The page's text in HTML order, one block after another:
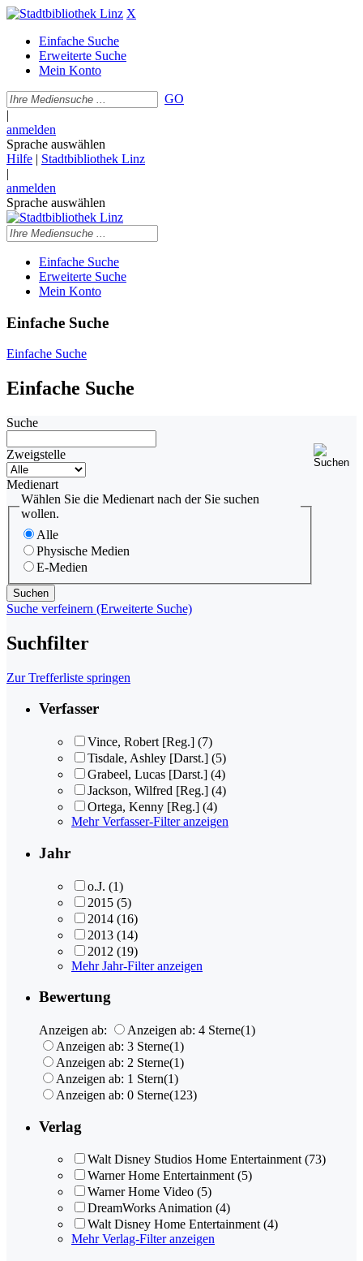
X
Einfache Suche
Erweiterte Suche
Mein Konto
GO
|
anmelden
Sprache auswählen
Hilfe | Stadtbibliothek Linz
|
anmelden
Sprache auswählen
Einfache Suche
Erweiterte Suche
Mein Konto
Einfache Suche
Einfache Suche
Einfache Suche
Suche
Zweigstelle
Medienart
Wählen Sie die Medienart nach der Sie suchen
wollen.
Alle
Physische Medien
E-Medien
Suche verfeinern (Erweiterte Suche)
Suchfilter
Zur Trefferliste springen
Verfasser
Vince, Robert [Reg.] (7)
Tisdale, Ashley [Darst.] (5)
Grabeel, Lucas [Darst.] (4)
Jackson, Wilfred [Reg.] (4)
Ortega, Kenny [Reg.] (4)
Mehr Verfasser-Filter anzeigen
Jahr
o.J. (1)
2015 (5)
2014 (16)
2013 (14)
2012 (19)
Mehr Jahr-Filter anzeigen
Bewertung
Anzeigen ab: Anzeigen ab: 4 Sterne(1)
Anzeigen ab: 3 Sterne(1)
Anzeigen ab: 2 Sterne(1)
Anzeigen ab: 1 Stern(1)
Anzeigen ab: 0 Sterne(123)
Verlag
Walt Disney Studios Home Entertainment (73)
Warner Home Entertainment (5)
Warner Home Video (5)
DreamWorks Animation (4)
Walt Disney Home Entertainment (4)
Mehr Verlag-Filter anzeigen